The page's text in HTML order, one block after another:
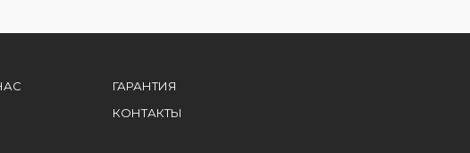
ГАРАНТИЯ
КОНТАКТЫ